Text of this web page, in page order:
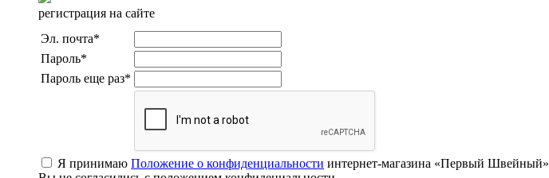
регистрация на сайте
Эл. почта*
Пароль*
Пароль еще раз*
Я принимаю Положение о конфиденциальности интернет-магазина «Первый Швейный»